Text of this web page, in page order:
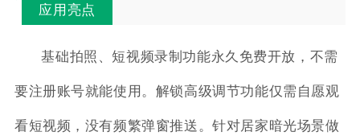
应用亮点
基础拍照、短视频录制功能永久免费开放，不需
要注册账号就能使用。解锁高级调节功能仅需自愿观
看短视频，没有频繁弹窗推送。针对居家暗光场景做